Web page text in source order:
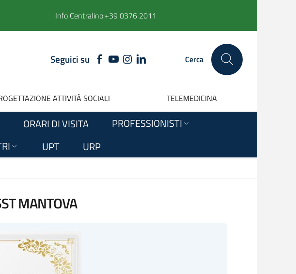
Info Centralino:+39 0376 2011
Seguici suFACEBOOK
YOUTUBE
INSTAGRAM
LINKEDIN Cerca
ATTIVITÀ SOCIALI TELEMEDICINA
ORARI DI VISITA
PROFESSIONISTI
UPT URP
MANTOVA